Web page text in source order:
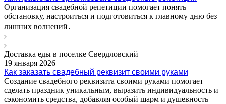
Организация свадебной репетиции помогает понять
обстановку, настроиться и подготовиться к главному дню без
лишних волнений․
Доставка еды в поселке Свердловский
19 января 2026
Как заказать свадебный реквизит своими руками
Создание свадебного реквизита своими руками помогает
сделать праздник уникальным, выразить индивидуальность и
сэкономить средства, добавляя особый шарм и душевность